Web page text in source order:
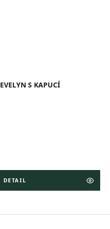
S KAPUCÍ
DETAIL